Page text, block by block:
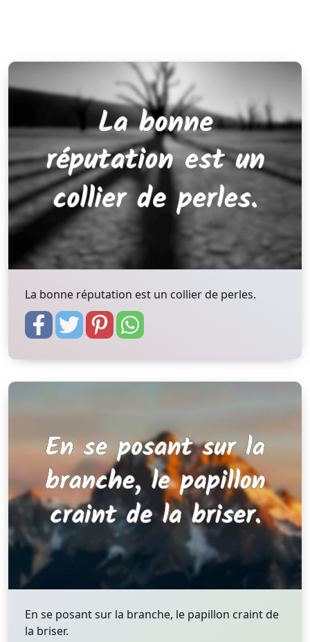
La bonne réputation est un collier de perles.
En se posant sur la branche, le papillon craint de
la briser.